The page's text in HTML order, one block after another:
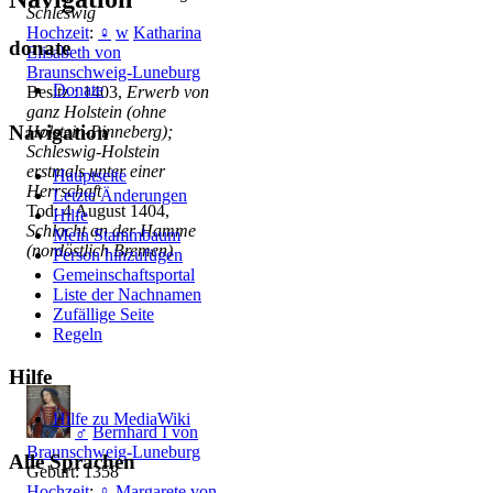
Schleswig
Hochzeit: ♀ w Katharina
Elisabeth von
Braunschweig-Luneburg
Besitz : 1403, Erwerb von
ganz Holstein (ohne
Holstein-Pinneberg);
Schleswig-Holstein
erstmals unter einer
Herrschaft
Tod: 4 August 1404,
Schlacht an der Hamme
(nordöstlich Bremen)
♂ Bernhard I von
Braunschweig-Luneburg
Geburt: 1358
donate
Donate
Navigation
Hauptseite
Letzte Änderungen
Hilfe
Mein Stammbaum
Person hinzufügen
Gemeinschafts­portal
Liste der Nachnamen
Zufällige Seite
Regeln
Hilfe
Hilfe zu MediaWiki
Alle Sprachen